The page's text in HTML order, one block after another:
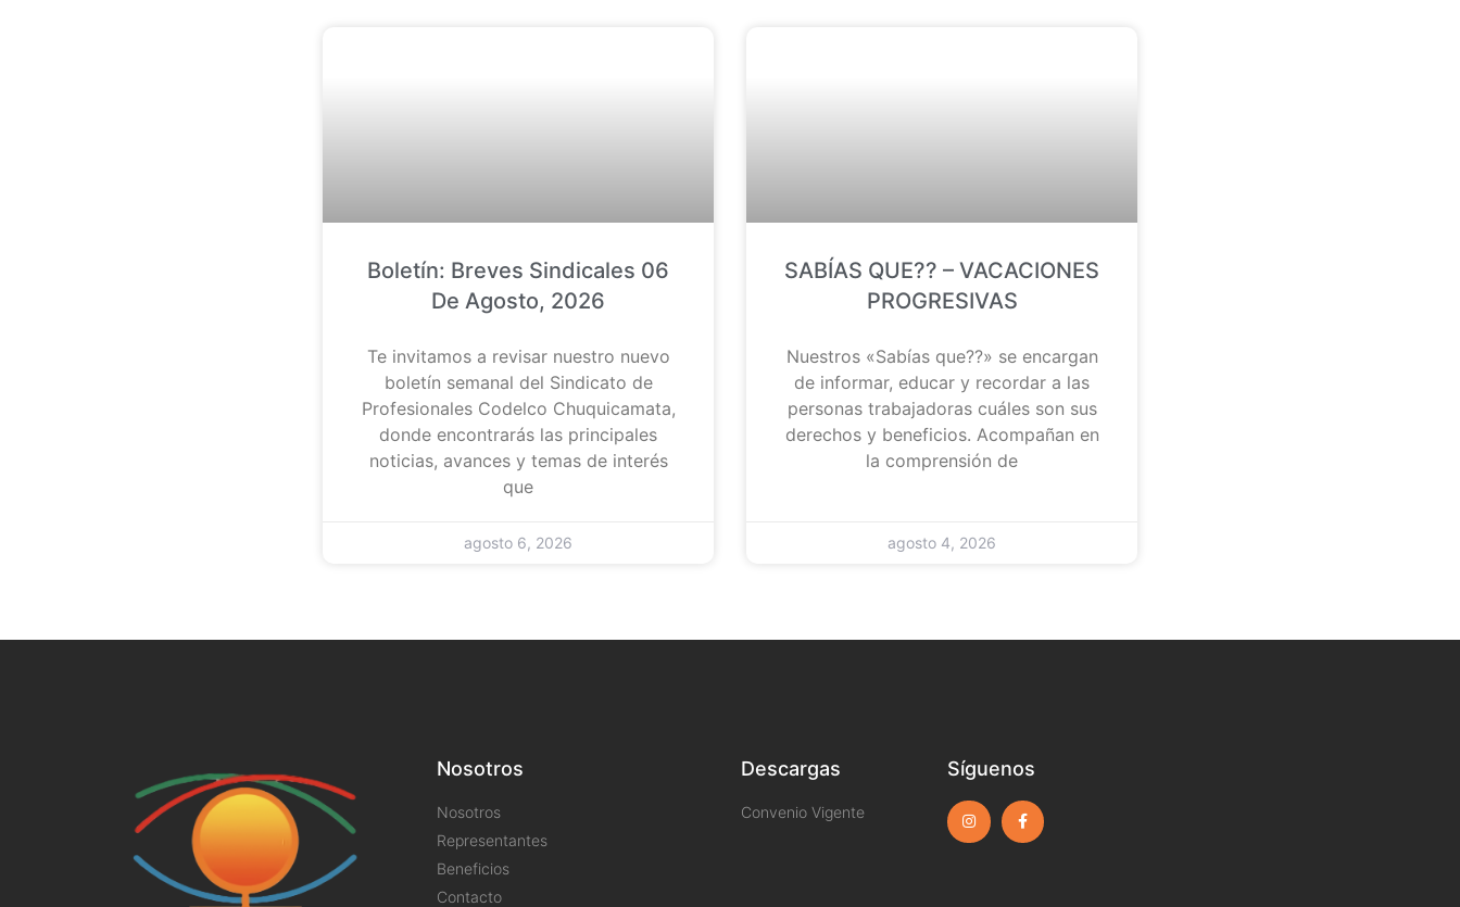
Boletín: Breves Sindicales 06
De Agosto, 2026
Te invitamos a revisar nuestro nuevo
boletín semanal del Sindicato de
Profesionales Codelco Chuquicamata,
donde encontrarás las principales
noticias, avances y temas de interés
que
agosto 6, 2026
SABÍAS QUE?? – VACACIONES
PROGRESIVAS
Nuestros «Sabías que??» se encargan
de informar, educar y recordar a las
personas trabajadoras cuáles son sus
derechos y beneficios. Acompañan en
la comprensión de
agosto 4, 2026
Nosotros
Nosotros
Representantes
Beneficios
Contacto
Descargas
Convenio Vigente
Síguenos